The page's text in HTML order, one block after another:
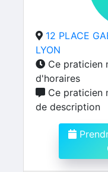
12 PLACE
LYON
Ce praticien
d'horaires
Ce praticien
de description